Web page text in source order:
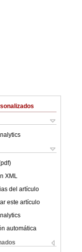
XML
del artículo
este artículo
automática